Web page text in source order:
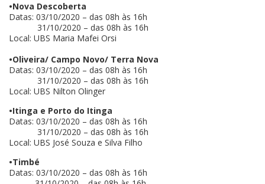
•Nova Descoberta
Datas: 03/10/2020 – das 08h às 16h
31/10/2020 – das 08h às 16h
Local: UBS Maria Mafei Orsi
•Oliveira/ Campo Novo/ Terra Nova
Datas: 03/10/2020 – das 08h às 16h
31/10/2020 – das 08h às 16h
Local: UBS Nilton Olinger
•Itinga e Porto do Itinga
Datas: 03/10/2020 – das 08h às 16h
31/10/2020 – das 08h às 16h
Local: UBS José Souza e Silva Filho
•Timbé
Datas: 03/10/2020 – das 08h às 16h